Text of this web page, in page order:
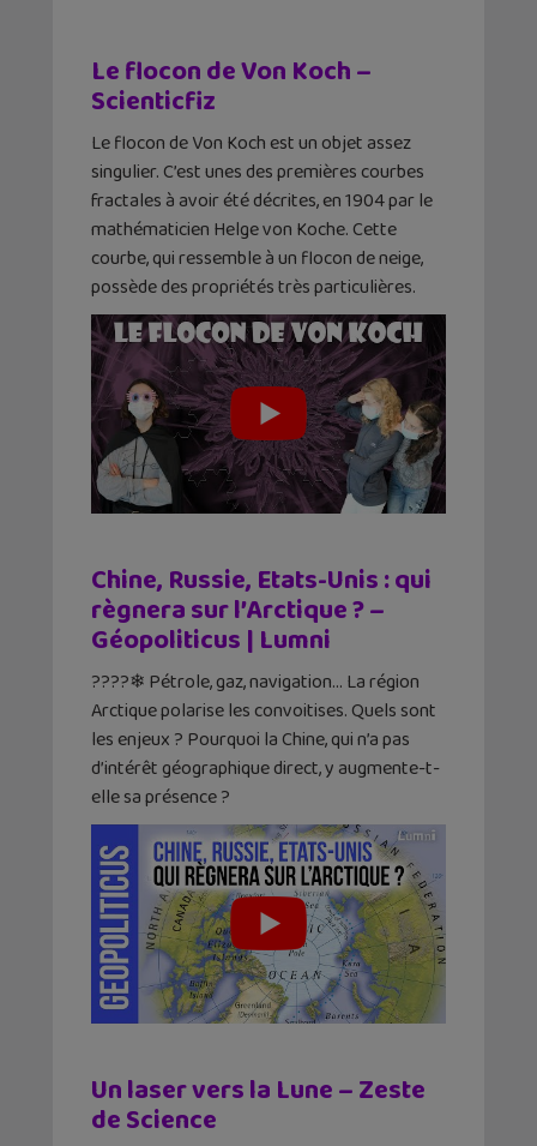
Le flocon de Von Koch –
Scienticfiz
Le flocon de Von Koch est un objet assez
singulier. C’est unes des premières courbes
fractales à avoir été décrites, en 1904 par le
mathématicien Helge von Koche. Cette
courbe, qui ressemble à un flocon de neige,
possède des propriétés très particulières.
Chine, Russie, Etats-Unis : qui
règnera sur l’Arctique ? –
Géopoliticus | Lumni
????❄ Pétrole, gaz, navigation… La région
Arctique polarise les convoitises. Quels sont
les enjeux ? Pourquoi la Chine, qui n’a pas
d’intérêt géographique direct, y augmente-t-
elle sa présence ?
Un laser vers la Lune – Zeste
de Science